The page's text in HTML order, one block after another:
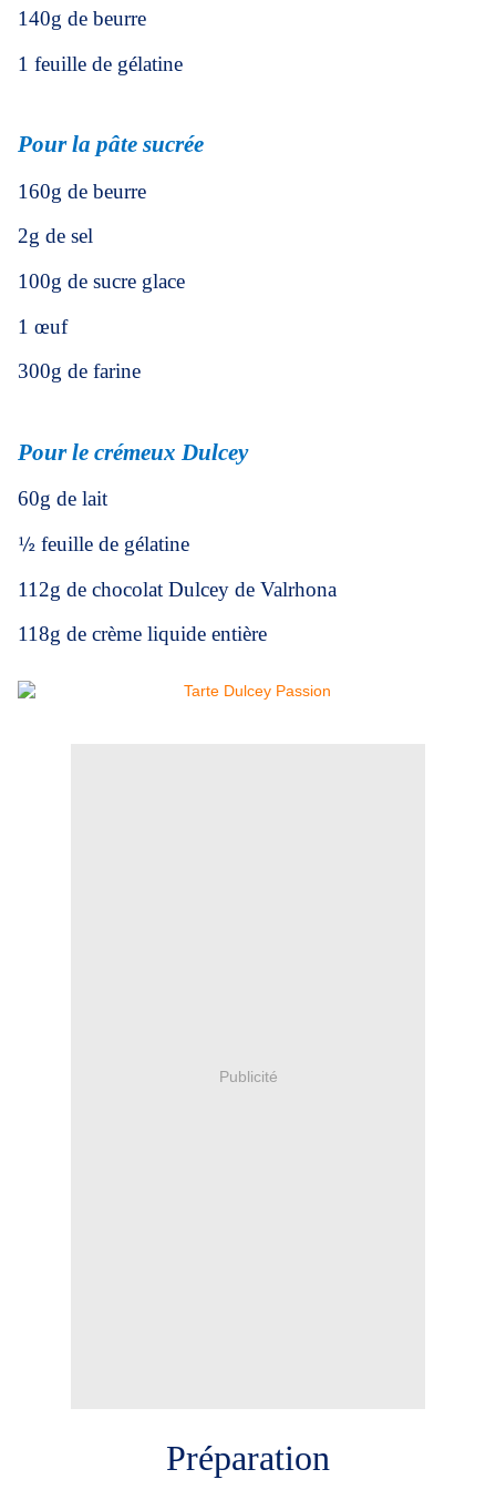
140g de beurre
1 feuille de gélatine
Pour la pâte sucrée
160g de beurre
2g de sel
100g de sucre glace
1 œuf
300g de farine
Pour le crémeux Dulcey
60g de lait
½ feuille de gélatine
112g de chocolat Dulcey de Valrhona
118g de crème liquide entière
Publicité
Préparation